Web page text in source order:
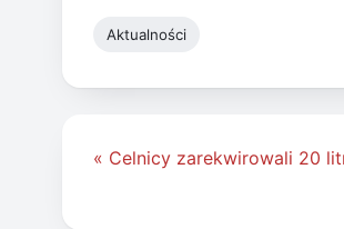
Aktualności
Nawigacja
« Celnicy zarekwirowali 20